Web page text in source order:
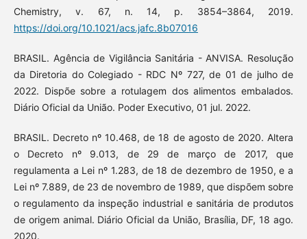
Chemistry, v. 67, n. 14, p. 3854–3864, 2019.
https://doi.org/10.1021/acs.jafc.8b07016
BRASIL. Agência de Vigilância Sanitária - ANVISA. Resolução
da Diretoria do Colegiado - RDC Nº 727, de 01 de julho de
2022. Dispõe sobre a rotulagem dos alimentos embalados.
Diário Oficial da União. Poder Executivo, 01 jul. 2022.
BRASIL. Decreto nº 10.468, de 18 de agosto de 2020. Altera
o Decreto nº 9.013, de 29 de março de 2017, que
regulamenta a Lei nº 1.283, de 18 de dezembro de 1950, e a
Lei nº 7.889, de 23 de novembro de 1989, que dispõem sobre
o regulamento da inspeção industrial e sanitária de produtos
de origem animal. Diário Oficial da União, Brasília, DF, 18 ago.
2020.